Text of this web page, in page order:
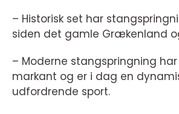
– Historisk set har
siden det gamle Grækenland
– Moderne stangspringning
markant og er i dag en
udfordrende sport.